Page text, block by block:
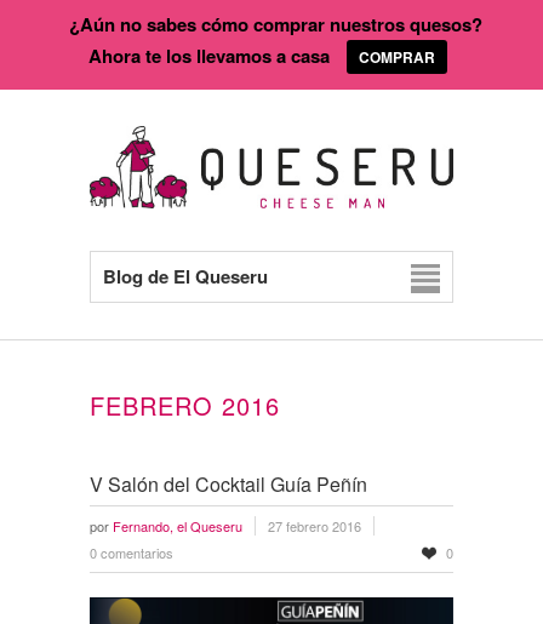
Blog de El Queseru
FEBRERO 2016
V Salón del Cocktail Guía Peñín
por Fernando, el Queseru
27 febrero 2016
0 comentarios
0
¿Aún no sabes cómo comprar nuestros quesos?
Ahora te los llevamos a casa
COMPRAR